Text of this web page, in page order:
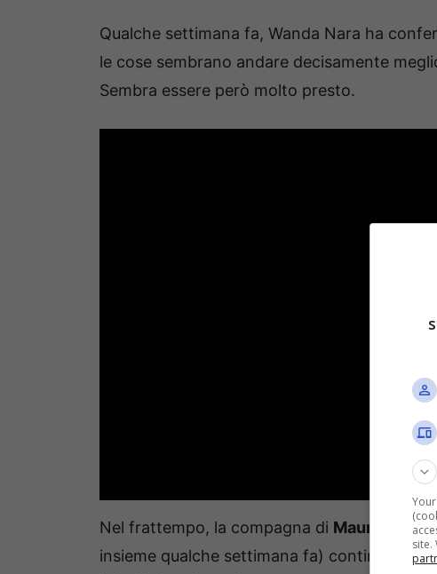
Qualche settimana fa, Wanda Nara ha
le cose sembrano andare decisamente
Sembra essere però molto presto.
Nel frattempo, la compagna di Mauro Icardi
insieme qualche settimana fa) continua la
site.